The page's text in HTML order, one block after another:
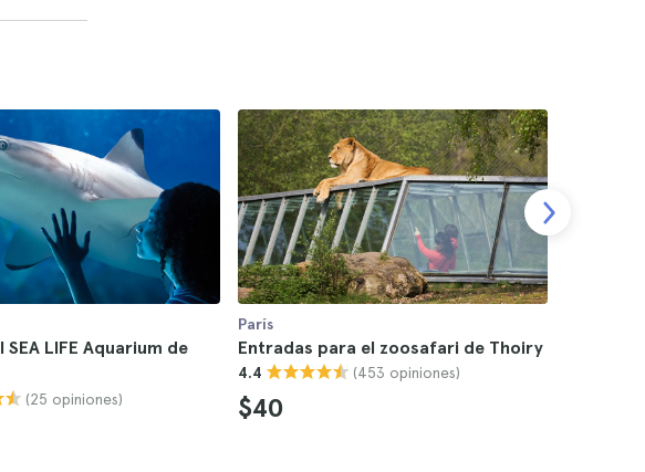
SEA LIFE Aquarium de
(25 opiniones)
París
Entradas para el zoosafari de Thoiry
4.4 (453 opiniones)
$40